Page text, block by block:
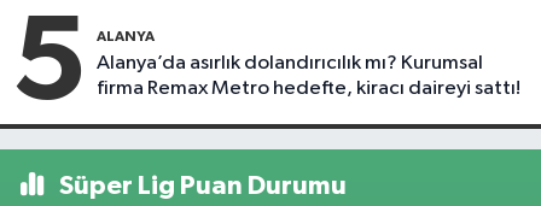
5 ALANYA
Alanya’da asırlık dolandırıcılık mı? Kurumsal
firma Remax Metro hedefte, kiracı daireyi sattı!
Süper Lig Puan Durumu